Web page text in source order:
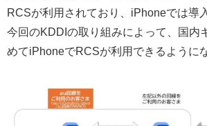
RCSが利用されており、iPhoneでは導
今回のKDDIの取り組みによって、国内
めてiPhoneでRCSが利用できるように